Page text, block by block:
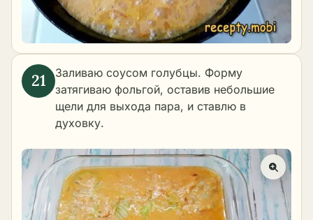
Заливаю соусом голубцы. Форму
затягиваю фольгой, оставив небольшие
щели для выхода пара, и ставлю в
духовку.